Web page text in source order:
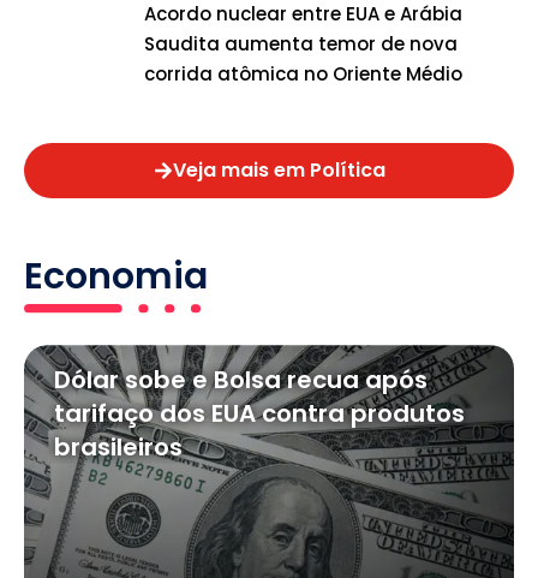
Acordo nuclear entre EUA e Arábia
Saudita aumenta temor de nova
corrida atômica no Oriente Médio
Veja mais em Política
Economia
Dólar sobe e Bolsa recua após
tarifaço dos EUA contra produtos
brasileiros